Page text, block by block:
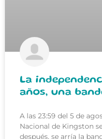
La
años, una
A las 23:59 del 5 de
Nacional de Kingston
después, se arría la